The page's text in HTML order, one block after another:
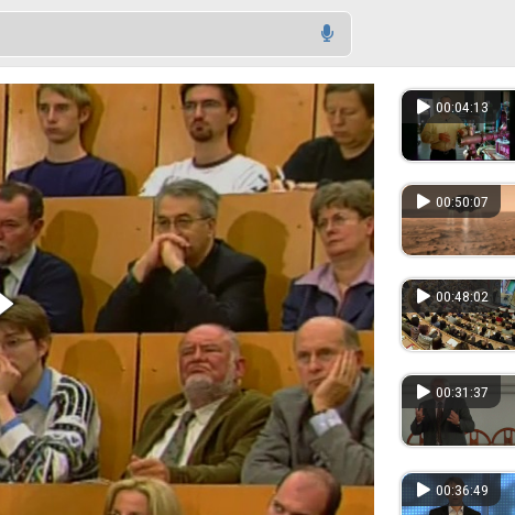
00:04:13
00:50:07
00:48:02
00:31:37
00:36:49